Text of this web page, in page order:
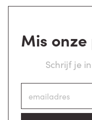
Mis
Schrijf je